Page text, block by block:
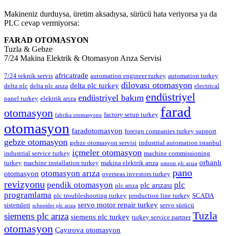
Makineniz durduysa, üretim aksadıysa, sürücü hata veriyorsa ya da
PLC cevap vermiyorsa:
FARAD OTOMASYON
Tuzla & Gebze
7/24 Makina Elektrik & Otomasyon Arıza Servisi
7/24 teknik servis africatrade automation engineer turkey automation turkey
delta plc delta plc arıza delta plc turkey dilovası otomasyon electrical
panel turkey elektrik arıza endüstriyel bakım endüstriyel
otomasyon fabrika otomasyonu factory setup turkey farad
otomasyon faradotomasyon foreign companies turkey support
gebze otomasyon gebze otomasyon servisi industrial automation istanbul
industrial service turkey içmeler otomasyon machine commissioning
turkey machine installation turkey makina elektrik arıza omron plc arıza orhanlı
otomasyon otomasyon arıza overseas investors turkey pano
revizyonu pendik otomasyon plc arıza plc arızası plc
programlama plc troubleshooting turkey production line turkey SCADA
sistemleri schneider plc arıza servo motor repair turkey servo sürücü
siemens plc arıza siemens plc turkey turkey service partner Tuzla
otomasyon Çayırova otomasyon